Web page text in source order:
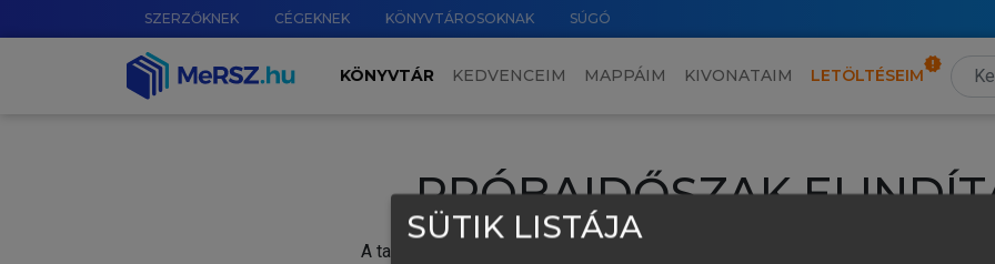
SZERZŐKNEK CÉGEKNEK KÖNYVTÁROSOKNAK SÚGÓ
KÖNYVTÁR KEDVENCEIM MAPPÁIM KIVONATAIM LETÖLTÉSEIM
PRÓBAIDŐSZAK
A tartalom megtekintéséhez lépj be a saját fiókoddal, iskolai azonosítóddal vagy
SÜTIK LISTÁJA